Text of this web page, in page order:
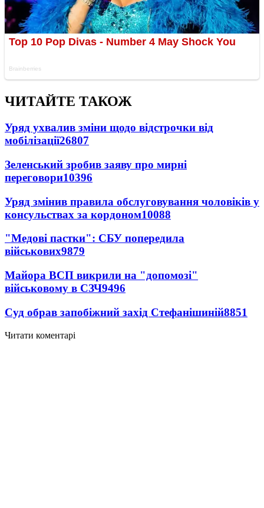
ЧИТАЙТЕ ТАКОЖ
Уряд ухвалив зміни щодо відстрочки від
мобілізації26807
Зеленський зробив заяву про мирні
переговори10396
Уряд змінив правила обслуговування чоловіків у
консульствах за кордоном10088
"Медові пастки": СБУ попередила
військових9879
Майора ВСП викрили на "допомозі"
військовому в СЗЧ9496
Суд обрав запобіжний захід Стефанішиній8851
Читати коментарі